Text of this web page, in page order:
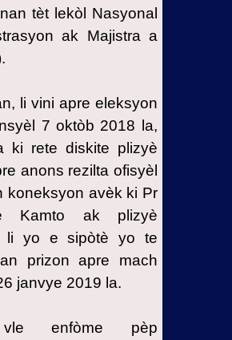
tèt lekòl Nasyonal
ak Majistra a
li vini apre eleksyon
7 oktòb 2018 la,
ki rete diskite plizyè
anons rezilta ofisyèl
koneksyon avèk ki Pr
Kamto ak plizyè
li yo e sipòtè yo te
prizon apre mach
janvye 2019 la.
enfòme pèp